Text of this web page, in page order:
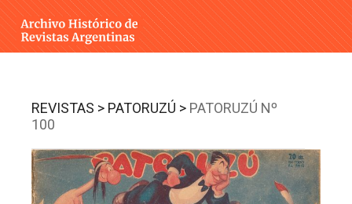
INTEGRANTES
CONTACTO
Facebook
Instagram
Twitter
Mail
REVISTAS > PATORUZÚ > PATORUZÚ Nº
100